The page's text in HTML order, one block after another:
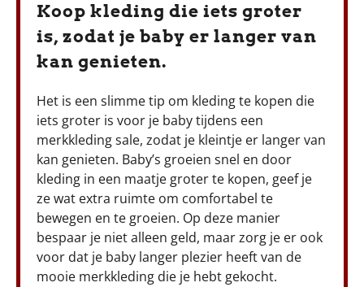
Koop kleding die iets groter
is, zodat je baby er langer van
kan genieten.
Het is een slimme tip om kleding te kopen die
iets groter is voor je baby tijdens een
merkkleding sale, zodat je kleintje er langer van
kan genieten. Baby’s groeien snel en door
kleding in een maatje groter te kopen, geef je
ze wat extra ruimte om comfortabel te
bewegen en te groeien. Op deze manier
bespaar je niet alleen geld, maar zorg je er ook
voor dat je baby langer plezier heeft van de
mooie merkkleding die je hebt gekocht.